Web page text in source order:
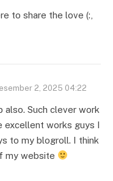
to share the love (:,
2, 2025 04:22
also. Such clever work
excellent works guys I
to my blogroll. I think
my website